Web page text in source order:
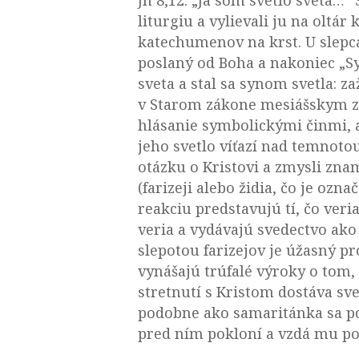
liturgiu a vylievali ju na oltár
katechumenov na krst. U
poslaný od Boha a nakoniec
sveta a stal sa synom svetla:
v Starom zákone mesiášskym
hlásanie symbolickými činmi,
jeho svetlo víťazí nad
otázku o Kristovi a zmysli
(farizeji alebo židia, čo je
reakciu predstavujú tí, čo
veria a vydávajú svedectvo
slepotou farizejov je úžasný
vynášajú trúfalé výroky o tom,
stretnutí s Kristom dostáva
podobne ako samaritánka sa
pred ním pokloní a vzdá mu